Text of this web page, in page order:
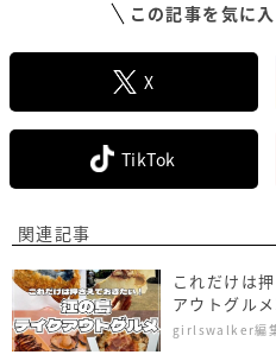
この記事を気に
X
TikTok
関連記事
これだけは
アウトグル
girlswalker編